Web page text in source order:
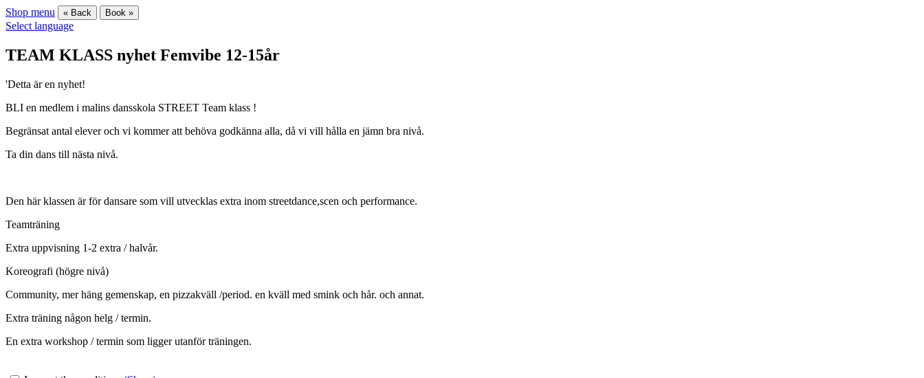
Shop menu « Back Book »
Select language
TEAM KLASS nyhet Femvibe 12-15år
'Detta är en nyhet!
BLI en medlem i malins dansskola STREET Team klass !
Begränsat antal elever och vi kommer att behöva godkänna alla, då vi vill hålla en jämn bra nivå.
Ta din dans till nästa nivå.
Den här klassen är för dansare som vill utvecklas extra inom streetdance,scen och performance.
Teamträning
Extra uppvisning 1-2 extra / halvår.
Koreografi (högre nivå)
Community, mer häng gemenskap, en pizzakväll /period. en kväll med smink och hår. och annat.
Extra träning någon helg / termin.
En extra workshop / termin som ligger utanför träningen.